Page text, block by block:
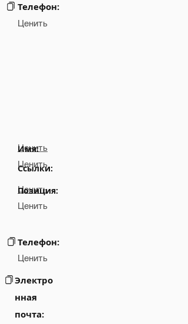
Телефон:
Ценить
Ценить
Ссылки:
Ценить
Имя:
Ценить
Позиция:
Ценить
Телефон:
Ценить
Электро
нная
почта: